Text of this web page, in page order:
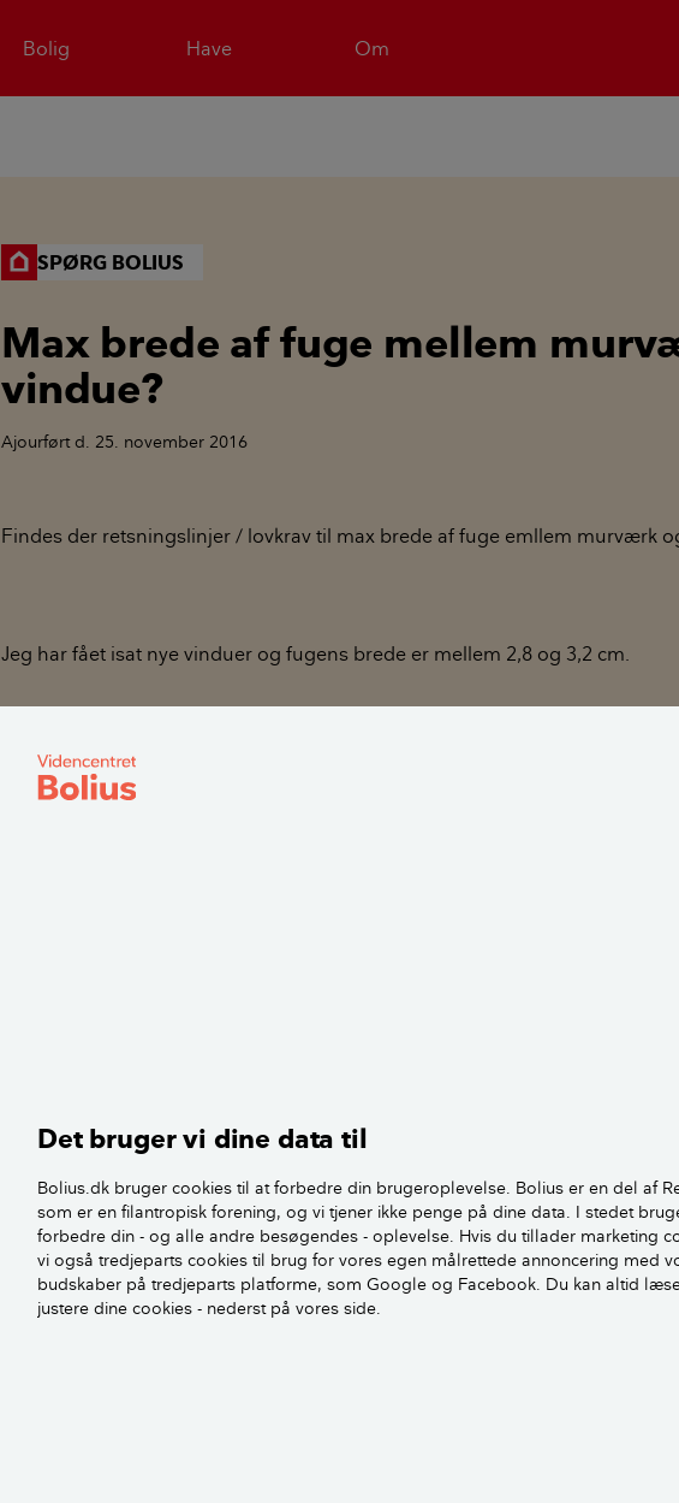
Det bruger vi dine data til
Bolius.dk bruger cookies til at forbedre din brugeroplevelse. Bolius er en del af
som er en filantropisk forening, og vi tjener ikke penge på dine data. I stedet
forbedre din - og alle andre besøgendes - oplevelse. Hvis du tillader marketing
vi også tredjeparts cookies til brug for vores egen målrettede annoncering med
budskaber på tredjeparts platforme, som Google og Facebook. Du kan altid
justere dine cookies - nederst på vores side.
Bolig Have Om
SPØRG BOLIUS
Max brede af fuge mellem
vindue?
Ajourførtd. 25. november 2016
Findes der retsningslinjer / lovkrav til max brede af fuge emllem murværk
Jeg har fået isat nye vinduer og fugens brede er mellem 2,8 og 3,2 cm.
Jeg kan i monteringsvejledninger kun finde anbefalinger på 1cm - max 2 cm
fuger.
kræve udskiftning af fuger hurtigere end ellers, da de typisk ikke holder nær
Igen kommer det lidt an på huset. Er det gammelt og meget skæve
næsten ikke undgå så store fuger, men generelt bør de holdes på mellem 1
du selv nævner. Og her taler vi samtidig hhv. minimum og maksimum.